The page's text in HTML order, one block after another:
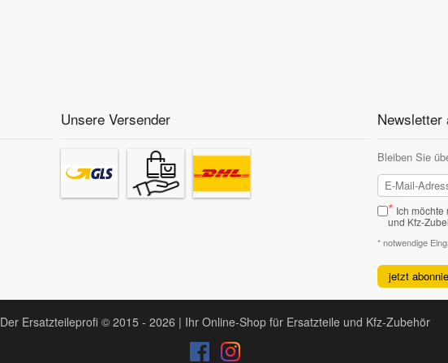
für Fahrzeuge mit/ohne
nicht für Motorcode -
JUMPY
Pritsche/Fahrgestell
2.0 HDi 95 94 PS / 69 KW 1997
90 PS / 66 KW 1997
Fahrzeugausstattung -
Unsere Versender Newsletter
Bleiben Sie
* Ich möchte
und Kfz-
* notwendige
jetzt
Der Ersatzteileprofi © 2015 - 2026 | Ihr Online-Shop für Ersatzteile und Kfz-Zubehör